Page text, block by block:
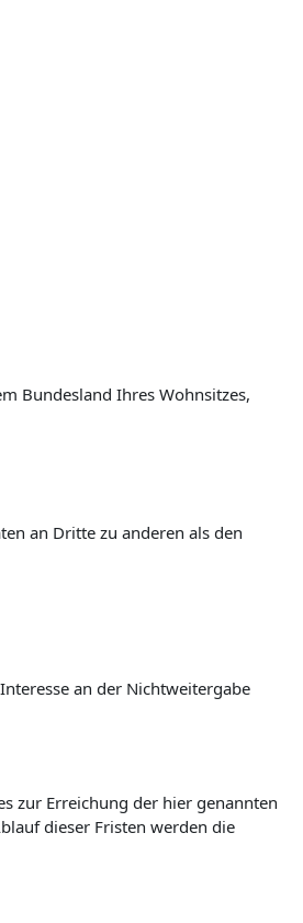
Bundesland Ihres Wohnsitzes,
an Dritte zu anderen als den
an der Nichtweitergabe
zur Erreichung der hier genannten
dieser Fristen werden die